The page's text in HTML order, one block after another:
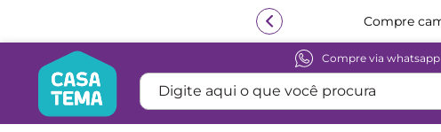
Compre via whatsapp
Digite aqui o que você procura
Termos mais buscados
beliche
guarda roupa